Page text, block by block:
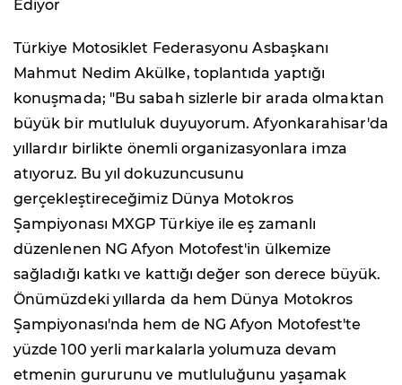
Ediyor
Türkiye Motosiklet Federasyonu Asbaşkanı
Mahmut Nedim Akülke, toplantıda yaptığı
konuşmada; "Bu sabah sizlerle bir arada olmaktan
büyük bir mutluluk duyuyorum. Afyonkarahisar'da
yıllardır birlikte önemli organizasyonlara imza
atıyoruz. Bu yıl dokuzuncusunu
gerçekleştireceğimiz Dünya Motokros
Şampiyonası MXGP Türkiye ile eş zamanlı
düzenlenen NG Afyon Motofest'in ülkemize
sağladığı katkı ve kattığı değer son derece büyük.
Önümüzdeki yıllarda da hem Dünya Motokros
Şampiyonası'nda hem de NG Afyon Motofest'te
yüzde 100 yerli markalarla yolumuza devam
etmenin gururunu ve mutluluğunu yaşamak